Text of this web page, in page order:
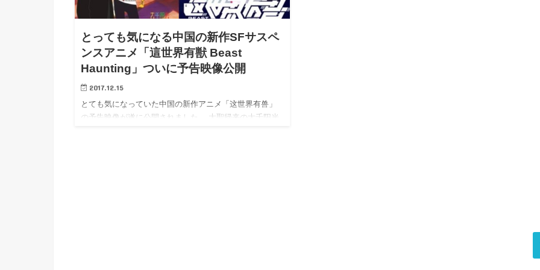
とっても気になる中国の新作SFサスペ
ンスアニメ「這世界有獣 Beast
Haunting」ついに予告映像公開
2017.12.15
とても気になっていた中国の新作アニメ「这世界有兽」
の予告映像が遂に公開されました。 大聖帰来の大千阳光